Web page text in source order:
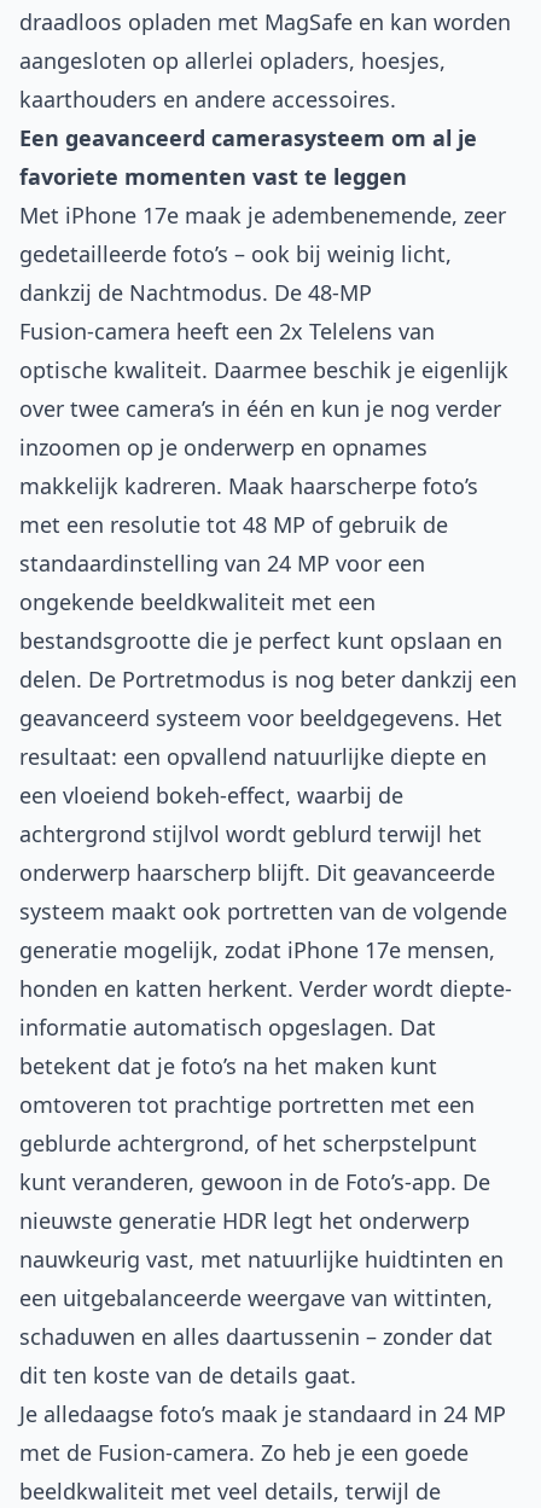
draadloos opladen met MagSafe en kan worden
aangesloten op allerlei opladers, hoesjes,
kaarthouders en andere accessoires.
Een geavanceerd camerasysteem om al je
favoriete momenten vast te leggen
Met iPhone 17e maak je adembenemende, zeer
gedetailleerde foto’s – ook bij weinig licht,
dankzij de Nachtmodus. De 48‑MP
Fusion‑camera heeft een 2x Telelens van
optische kwaliteit. Daarmee beschik je eigenlijk
over twee camera’s in één en kun je nog verder
inzoomen op je onderwerp en opnames
makkelijk kadreren. Maak haarscherpe foto’s
met een resolutie tot 48 MP of gebruik de
standaardinstelling van 24 MP voor een
ongekende beeldkwaliteit met een
bestandsgrootte die je perfect kunt opslaan en
delen. De Portretmodus is nog beter dankzij een
geavanceerd systeem voor beeldgegevens. Het
resultaat: een opvallend natuurlijke diepte en
een vloeiend bokeh-effect, waarbij de
achtergrond stijlvol wordt geblurd terwijl het
onderwerp haarscherp blijft. Dit geavanceerde
systeem maakt ook portretten van de volgende
generatie mogelijk, zodat iPhone 17e mensen,
honden en katten herkent. Verder wordt diepte-
informatie automatisch opgeslagen. Dat
betekent dat je foto’s na het maken kunt
omtoveren tot prachtige portretten met een
geblurde achtergrond, of het scherpstelpunt
kunt veranderen, gewoon in de Foto’s-app. De
nieuwste generatie HDR legt het onderwerp
nauwkeurig vast, met natuurlijke huidtinten en
een uitgebalanceerde weergave van wittinten,
schaduwen en alles daartussenin – zonder dat
dit ten koste van de details gaat.
Je alledaagse foto’s maak je standaard in 24 MP
met de Fusion-camera. Zo heb je een goede
beeldkwaliteit met veel details, terwijl de